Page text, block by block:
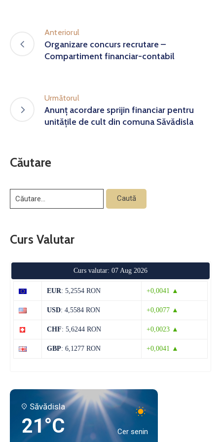
Anteriorul
Organizare concurs recrutare –
Compartiment financiar-contabil
Următorul
Anunț acordare sprijin financiar pentru
unitățile de cult din comuna Săvădisla
Căutare
Curs Valutar
Curs valutar: 07 Aug 2026
EUR: 5,2554 RON +0,0041 ▲
USD: 4,5584 RON +0,0077 ▲
CHF: 5,6244 RON +0,0023 ▲
GBP: 6,1277 RON +0,0041 ▲
Săvădisla
21°C Cer senin